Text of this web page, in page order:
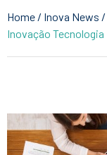
Home / Inova News /
Inovação Tecnologia